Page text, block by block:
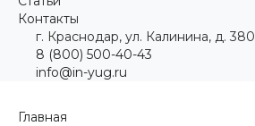
Контакты
г. Краснодар, ул. Калинина, д. 380
8 (800) 500-40-43
info@in-yug.ru
Главная